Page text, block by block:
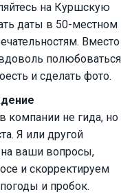
на Куршскую
даты в 50-местном
Вместо
полюбоваться
и сделать фото.
компании не гида, но
Я или другой
ваши вопросы,
и скорректируем
и пробок.